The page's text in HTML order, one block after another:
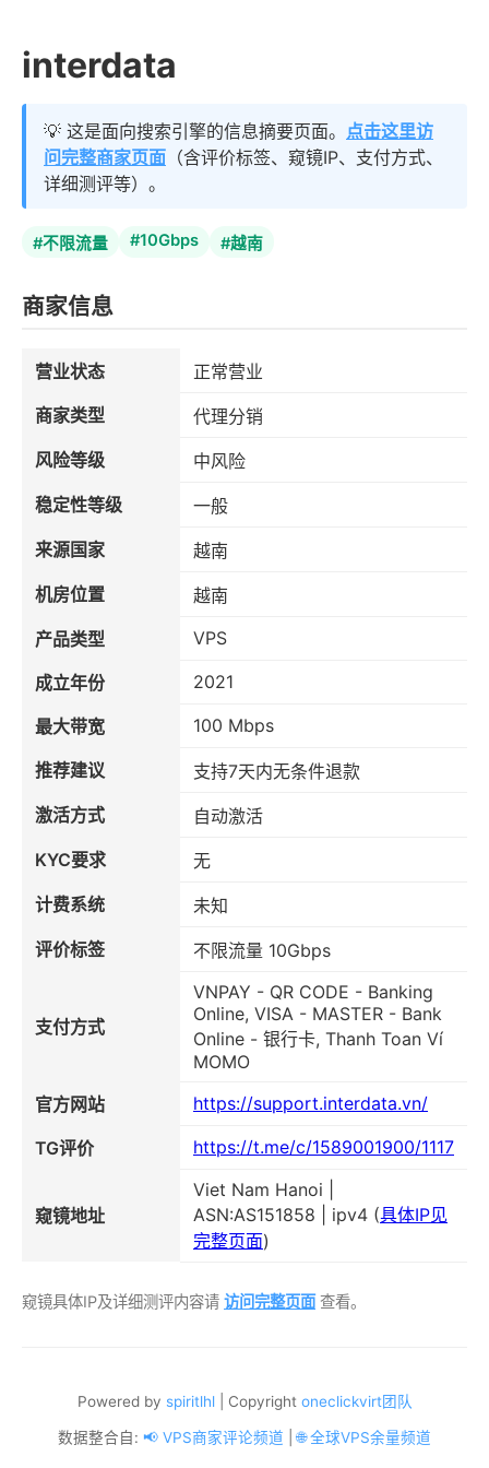
interdata
💡 这是面向搜索引擎的信息摘要页面。 点击这里访
问完整商家页面 （含评价标签、窥镜IP、支付方式、
详细测评等）。
#不限流量 #10Gbps #越南
商家信息
营业状态
正常营业
商家类型
代理分销
风险等级
中风险
稳定性等级
一般
来源国家
越南
机房位置
越南
产品类型
VPS
成立年份 2021
最大带宽 100 Mbps
推荐建议
支持7天内无条件退款
激活方式
自动激活
KYC要求
无
计费系统
未知
评价标签
不限流量 10Gbps
支付方式
VNPAY - QR CODE - Banking
Online, VISA - MASTER - Bank
Online - 银行卡, Thanh Toan Ví
MOMO
官方网站
https://support.interdata.vn/
TG评价 https://t.me/c/1589001900/1117
窥镜地址
Viet Nam Hanoi |
ASN:AS151858 | ipv4 (具体IP见
完整页面)
窥镜具体IP及详细测评内容请 访问完整页面查看。
Powered by spiritlhl| Copyright oneclickvirt团队
数据整合自: 📢 VPS商家评论频道 |🌐 全球VPS余量频道